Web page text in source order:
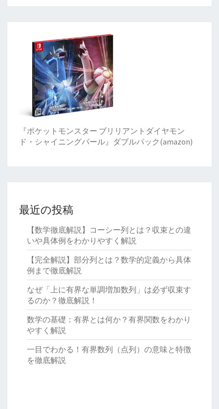
『ポケットモンスター ブリリアントダイヤモン
ド・シャイニングパール』ダブルパック(amazon)
最近の投稿
【数学徹底解説】コーシー列とは？収束との違
いや具体例をわかりやすく解説
【完全解説】部分列とは？数学的定義から具体
例まで徹底解説
なぜ「上に有界な単調増加数列」は必ず収束す
るのか？徹底解説！
数学の基礎：有界とは何か？有界関数をわかり
やすく解説
一目でわかる！有界数列（点列）の意味と特徴
を徹底解説